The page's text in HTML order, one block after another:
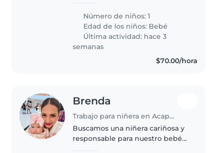
su abuelita, pero es una persona
mayor, sus dos abuelitas y
necesitamos a alguien que..
Número de niños: 1
Edad de los niños: Bebé
Última actividad: hace 3
semanas
$70.00/hora
Brenda
Trabajo para niñera en Acapulco
Buscamos una niñera cariñosa y
responsable para nuestro bebé